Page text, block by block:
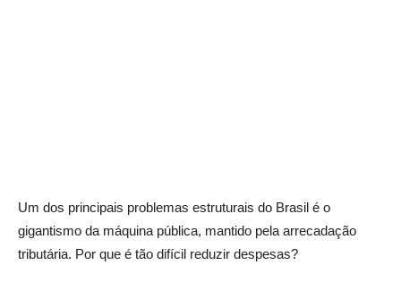
Um dos principais problemas estruturais do Brasil é o
gigantismo da máquina pública, mantido pela arrecadação
tributária. Por que é tão difícil reduzir despesas?